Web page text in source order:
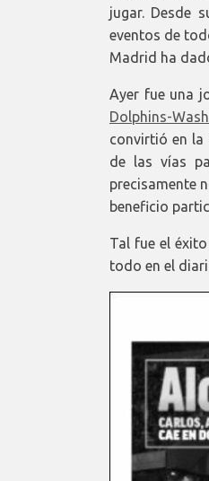
jugar. Desde
eventos de
Madrid ha
Ayer fue una
Dolphins-
convirtió en la
de las vías
precisamente
beneficio
Tal fue el
todo en el